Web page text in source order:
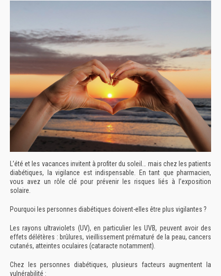
L’été et les vacances invitent à profiter du soleil… mais chez les patients
diabétiques, la vigilance est indispensable. En tant que pharmacien,
vous avez un rôle clé pour prévenir les risques liés à l’exposition
solaire.
Pourquoi les personnes diabétiques doivent-elles être plus vigilantes ?
Les rayons ultraviolets (UV), en particulier les UVB, peuvent avoir des
effets délétères : brûlures, vieillissement prématuré de la peau, cancers
cutanés, atteintes oculaires (cataracte notamment).
Chez les personnes diabétiques, plusieurs facteurs augmentent la
vulnérabilité :